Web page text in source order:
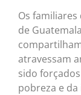
Os
de
atravessam
sido
pobreza e da